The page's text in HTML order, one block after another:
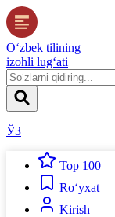
O‘zbek tilining
izohli lug‘ati
ЎЗ
Top 100
Ro‘yxat
Kirish